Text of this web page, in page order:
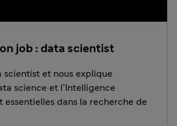
job : data scientist
scientist et nous explique
science et l’Intelligence
essentielles dans la recherche de